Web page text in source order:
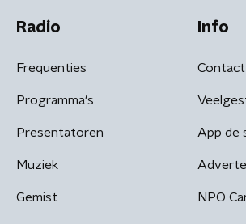
Radio
Frequenties
Programma's
Presentatoren
Muziek
Gemist
Info
Contact
App de
NPO